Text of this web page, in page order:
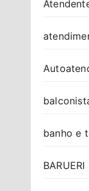
banho e
BARUERI